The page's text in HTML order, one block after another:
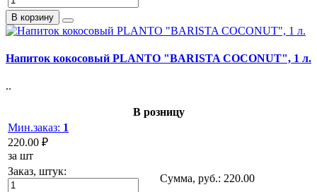
В корзину
Напиток кокосовый PLANTO "BARISTA COCONUT", 1 л.
..
В розницу
Мин.заказ: 1
220.00 ₽
за шт
Заказ, штук:
Сумма, руб.: 220.00